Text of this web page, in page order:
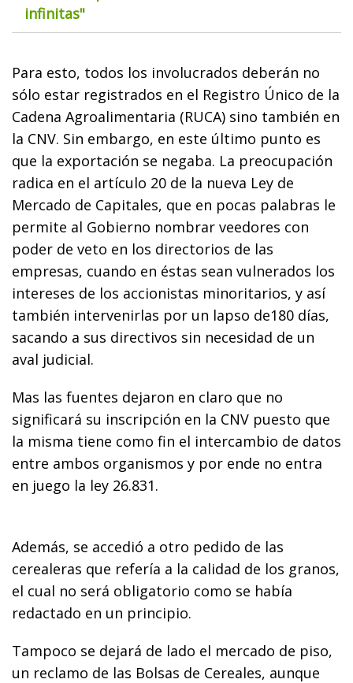
infinitas"
Para esto, todos los involucrados deberán no
sólo estar registrados en el Registro Único de la
Cadena Agroalimentaria (RUCA) sino también en
la CNV. Sin embargo, en este último punto es
que la exportación se negaba. La preocupación
radica en el artículo 20 de la nueva Ley de
Mercado de Capitales, que en pocas palabras le
permite al Gobierno nombrar veedores con
poder de veto en los directorios de las
empresas, cuando en éstas sean vulnerados los
intereses de los accionistas minoritarios, y así
también intervenirlas por un lapso de180 días,
sacando a sus directivos sin necesidad de un
aval judicial.
Mas las fuentes dejaron en claro que no
significará su inscripción en la CNV puesto que
la misma tiene como fin el intercambio de datos
entre ambos organismos y por ende no entra
en juego la ley 26.831.
Además, se accedió a otro pedido de las
cerealeras que refería a la calidad de los granos,
el cual no será obligatorio como se había
redactado en un principio.
Tampoco se dejará de lado el mercado de piso,
un reclamo de las Bolsas de Cereales, aunque